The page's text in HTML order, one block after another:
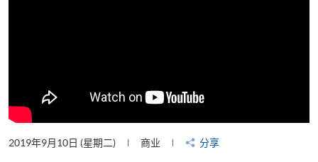
2019年9月10日 (星期二) 商业 分享